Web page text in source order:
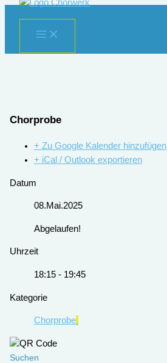
springen
Chorprobe
+ Zu Google Kalender hinzufügen
+ iCal / Outlook exportieren
Datum
08.Mai.2025
Abgelaufen!
Uhrzeit
18:15 - 19:45
Kategorie
Chorprobe
Suchen